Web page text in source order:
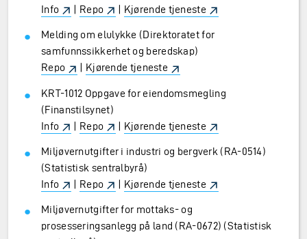
Info
Repo Kjørende tjeneste
Melding om elulykke (Direktoratet for
samfunnssikkerhet og beredskap)
Repo
Kjørende tjeneste
KRT-1012 Oppgave for eiendomsmegling
(Finanstilsynet)
Info
| Repo | Kjørende tjeneste
Miljøvernutgifter i industri og bergverk (RA-0514)
(Statistisk sentralbyrå)
Info
| Repo | Kjørende tjeneste
Miljøvernutgifter for mottaks- og
prosesseringsanlegg på land (RA-0672) (Statistisk